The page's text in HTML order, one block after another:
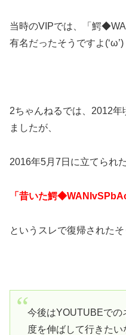
当時のVIPでは、「鰐
有名だったそうですよ(‘ω’)
2ちゃんねるでは、2012
ましたが、
2016年5月7日に立てられ
「昔いた鰐
というスレで復帰されたそ
今後はYOUTUBEでの
度を伸ばして行きたい